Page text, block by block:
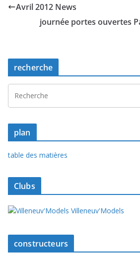
Avril 2012 News
journée portes ouvertes
recherche
plan
table des matières
Clubs
Villeneuv'Models
constructeurs